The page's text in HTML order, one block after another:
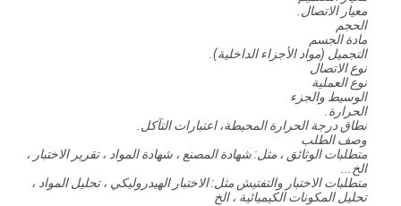
معيار الاتصال.
الحجم
مادة الجسم
التجميل (مواد الأجزاء الداخلية).
نوع الاتصال
نوع العملية
الوسيط والجزء
الحرارة.
نطاق درجة الحرارة المحيطة، اعتبارات التآكل.
وصف الطلب
متطلبات الوثائق ، مثل: شهادة المصنع ، شهادة المواد ، تقرير الاختبار ،
الخ...
متطلبات الاختبار والتفتيش مثل: الاختبار الهيدروليكي ، تحليل المواد ،
تحليل المكونات الكيميائية ، الخ